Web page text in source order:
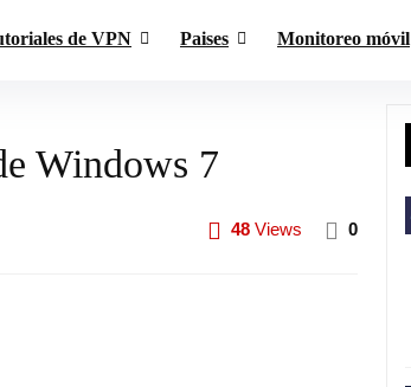
de VPN Paises Monitoreo móvil
Windows 7
48 Views 0